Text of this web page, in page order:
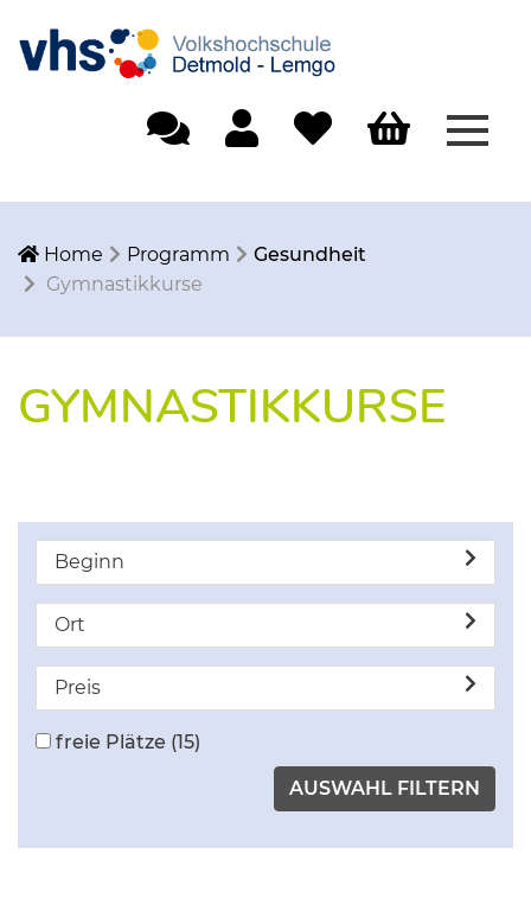
Home Programm
Gesundheit
Gymnastikkurse
GYMNASTIKKURSE
Beginn
Ort
Preis
freie Plätze (15)